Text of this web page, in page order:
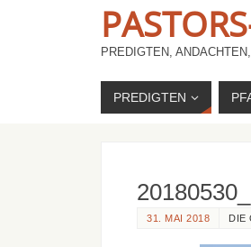
PREDIGTEN,
PREDIGTEN
31. MAI 2018 DIE